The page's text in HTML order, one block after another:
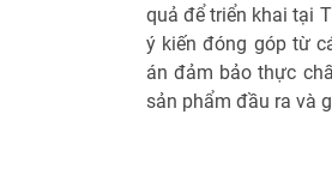
quả để triển khai tại
ý kiến đóng góp từ
án đảm bảo thực
sản phẩm đầu ra và